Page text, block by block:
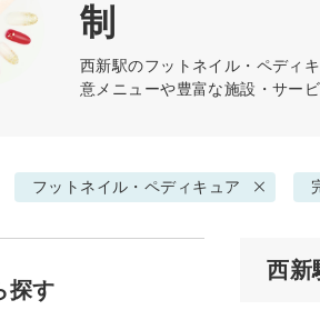
制
西新駅のフットネイル・ペディ
意メニューや豊富な施設・サー
フットネイル・ペディキュア
西新
探す